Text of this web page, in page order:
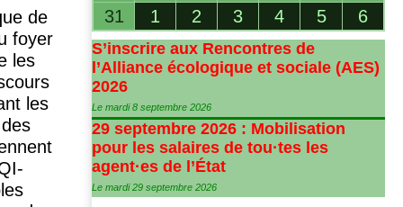
de
foyer
les
les
-
31
1 2 3 4 5 6
S’inscrire aux Rencontres de
l’Alliance écologique et sociale (AES)
2026
Le mardi 8 septembre 2026
29 septembre 2026 : Mobilisation
pour les salaires de tou·tes les
agent·es de l’État
Le mardi 29 septembre 2026